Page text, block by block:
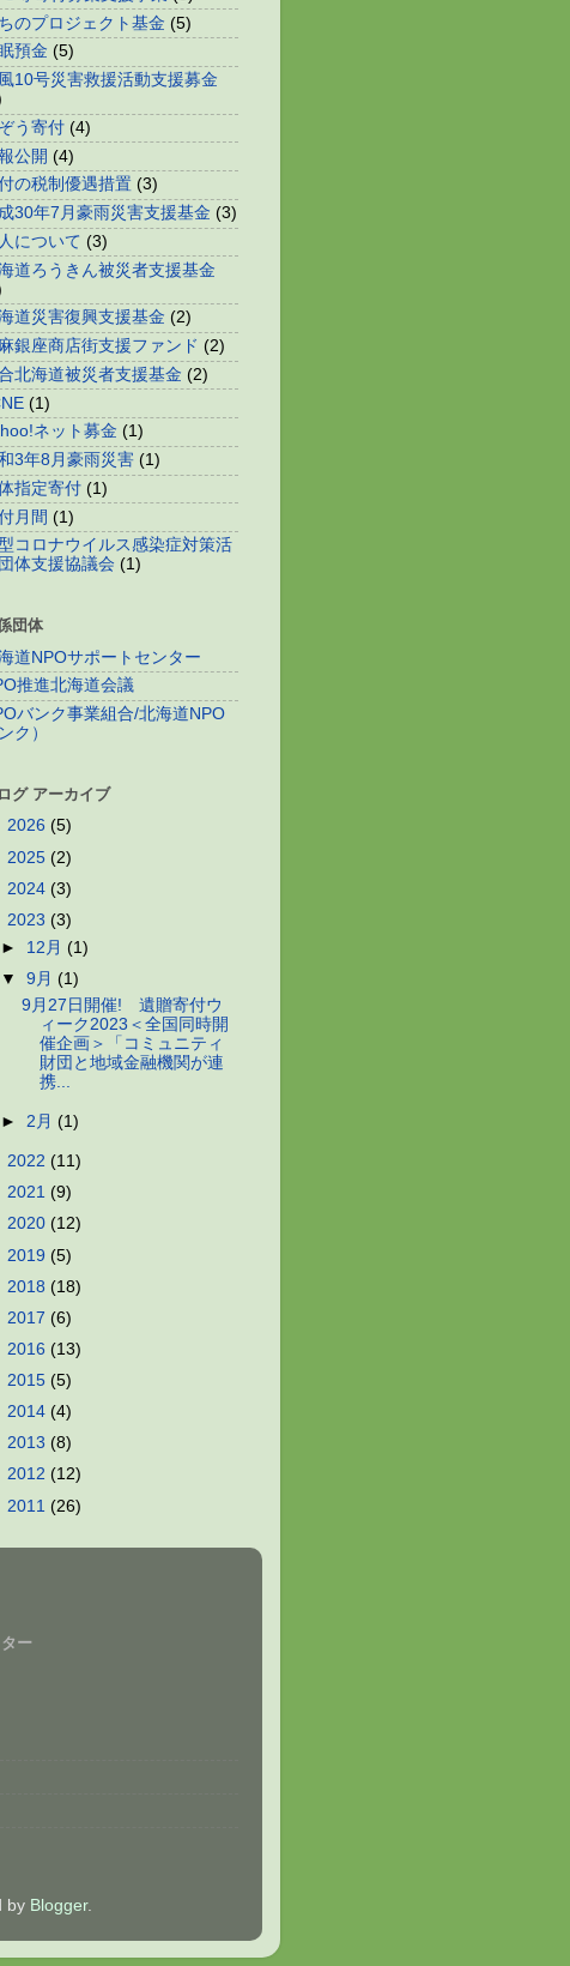
のプロジェクト基金 (5)
預金 (5)
10号災害救援活動支援募金
う寄付 (4)
公開 (4)
の税制優遇措置 (3)
30年7月豪雨災害支援基金 (3)
について (3)
道ろうきん被災者支援基金
道災害復興支援基金 (2)
銀座商店街支援ファンド (2)
北海道被災者支援基金 (2)
(1)
ネット募金 (1)
3年8月豪雨災害 (1)
指定寄付 (1)
月間 (1)
コロナウイルス感染症対策活
体支援協議会 (1)
団体
道NPOサポートセンター
推進北海道会議
バンク事業組合/北海道NPO
ク）
グ アーカイブ
2026 (5)
2025 (2)
2024 (3)
2023 (3)
► 12月(1)
▼9月(1)
9月27日開催! 遺贈寄付ウ
ィーク2023＜全国同時開
催企画＞「コミュニティ
財団と地域金融機関が連
携...
►2月(1)
2022 (11)
2021 (9)
2020 (12)
2019 (5)
2018 (18)
2017 (6)
2016 (13)
2015 (5)
2014 (4)
2013 (8)
2012 (12)
2011 (26)
ー
by Blogger.